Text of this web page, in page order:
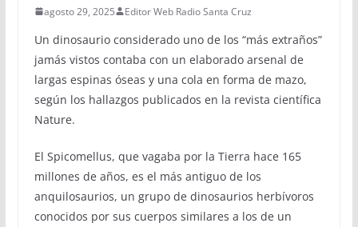
agosto 29, 2025 Editor Web Radio Santa Cruz
Un dinosaurio considerado uno de los “más extraños”
jamás vistos contaba con un elaborado arsenal de
largas espinas óseas y una cola en forma de mazo,
según los hallazgos publicados en la revista científica
Nature.
El Spicomellus, que vagaba por la Tierra hace 165
millones de años, es el más antiguo de los
anquilosaurios, un grupo de dinosaurios herbívoros
conocidos por sus cuerpos similares a los de un